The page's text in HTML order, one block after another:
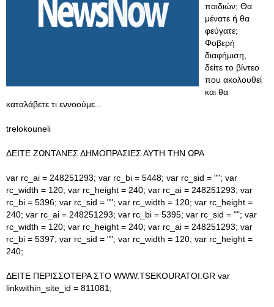
παιδιών; Θα
μένατε ή θα
φεύγατε;
Φοβερή
διαφήμιση,
δείτε το βίντεο
που ακολουθεί
και θα
καταλάβετε τι εννοούμε...
trelokouneli
ΔΕΙΤΕ ΖΩΝΤΑΝΕΣ ΔΗΜΟΠΡΑΣΙΕΣ ΑΥΤΗ ΤΗΝ ΩΡΑ
var rc_ai = 248251293; var rc_bi = 5448; var rc_sid = ""; var
rc_width = 120; var rc_height = 240; var rc_ai = 248251293; var
rc_bi = 5396; var rc_sid = ""; var rc_width = 120; var rc_height =
240; var rc_ai = 248251293; var rc_bi = 5395; var rc_sid = ""; var
rc_width = 120; var rc_height = 240; var rc_ai = 248251293; var
rc_bi = 5397; var rc_sid = ""; var rc_width = 120; var rc_height =
240;
ΔΕΙΤΕ ΠΕΡΙΣΣΟΤΕΡΑ ΣΤΟ WWW.TSEKOURATOI.GR var
linkwithin_site_id = 811081;